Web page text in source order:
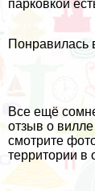
парковкой
Понравилась
Все ещё
отзыв о
смотрите
территории в